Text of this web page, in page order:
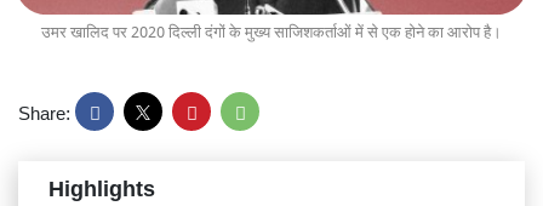
उमर खालिद पर 2020 दिल्ली दंगों के मुख्य साजिशकर्ताओं में से एक होने का आरोप है।
Share:
Highlights